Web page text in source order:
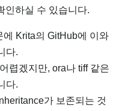
인하실 수 있습니다.
Krita의 GitHub에 이와
다.
렵겠지만, ora나 tiff 같은
다.
가 보존되는 것